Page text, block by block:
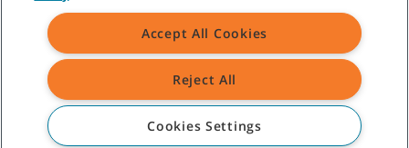
|Políticas generales|Términos de uso
Términos de venta
Todas las marcas registradas y logos de Tennant son propiedad de
Tennant Company y/o sus compañías afiliadas o subsidiarias.
Accept All Cookies
Reject All
Cookies Settings